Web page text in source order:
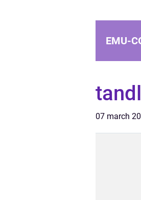
EMU-
07 march